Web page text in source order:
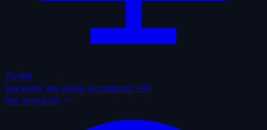
TV-X9
Servidor de vídeo broadcast HD
Ver produto